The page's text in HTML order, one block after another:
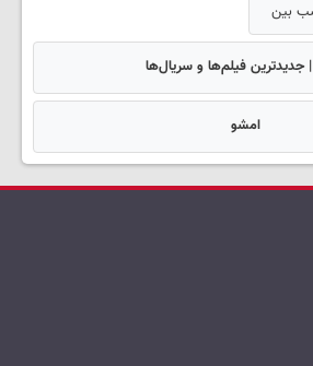
بین
جدیدترین فیلم‌ها و سریال‌ها
امشو